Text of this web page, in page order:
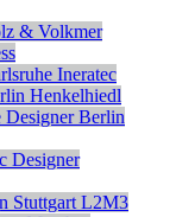
& Volkmer
Ineratec
Henkelhiedl
Designer Berlin
Designer
Stuttgart L2M3